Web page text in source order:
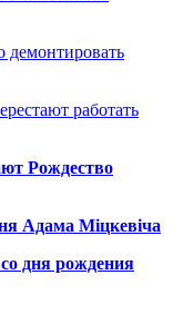
демонтировать
работать
Рождество
Адама Міцкевіча
дня рождения